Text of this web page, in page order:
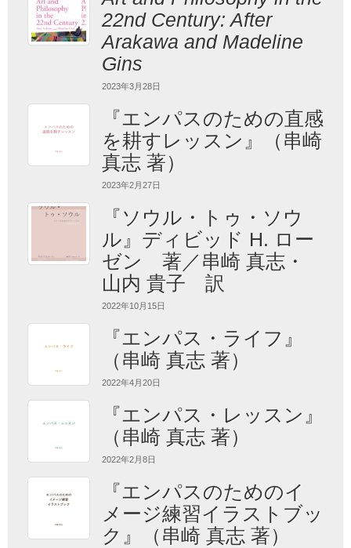
22nd Century: After
Arakawa and Madeline
Gins
2023年3月28日
『エンパスのための直感
を耕すレッスン』（串崎
真志 著）
2023年2月27日
『ソウル・トゥ・ソウ
ル』ディビッド H. ロー
ゼン 著／串崎 真志・
山内 貴子 訳
2022年10月15日
『エンパス・ライフ』
（串崎 真志 著）
2022年4月20日
『エンパス・レッスン』
（串崎 真志 著）
2022年2月8日
『エンパスのためのイ
メージ練習イラストブッ
ク』（串崎 真志 著）